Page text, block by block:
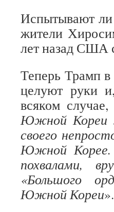
Испытывают ли
жители
лет назад США
Теперь Трамп
целуют руки
всяком случае,
Южной Кореи
своего
Южной Корее.
похвалами,
«Большого
Южной Кореи».